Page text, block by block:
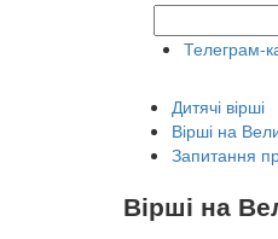
Телеграм-
Дитячі вірші
Вірші на
Запитання
Вірші на